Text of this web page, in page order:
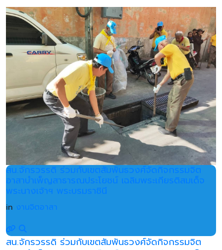
สน.จักรวรรดิ ร่วมกับเขตสัมพันธวงศ์จัดกิจกรรมจิต
อาสาบำเพ็ญสาธารณประโยชน์ เฉลิมพระเกียรติสมเด็จ
พระนางเจ้าฯ พระบรมราชินี
in งานจิตอาสา
สน.จักรวรรดิ ร่วมกับเขตสัมพันธวงศ์จัดกิจกรรมจิต